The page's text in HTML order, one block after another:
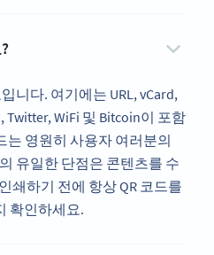
니다. 여기에는 URL, vCard,
Twitter, WiFi 및 Bitcoin이 포함
는 영원히 사용자 여러분의
유일한 단점은 콘텐츠를 수
쇄하기 전에 항상 QR 코드를
확인하세요.